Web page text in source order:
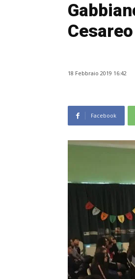
Cesareo
18 Febbraio 2019 16:42
Facebook